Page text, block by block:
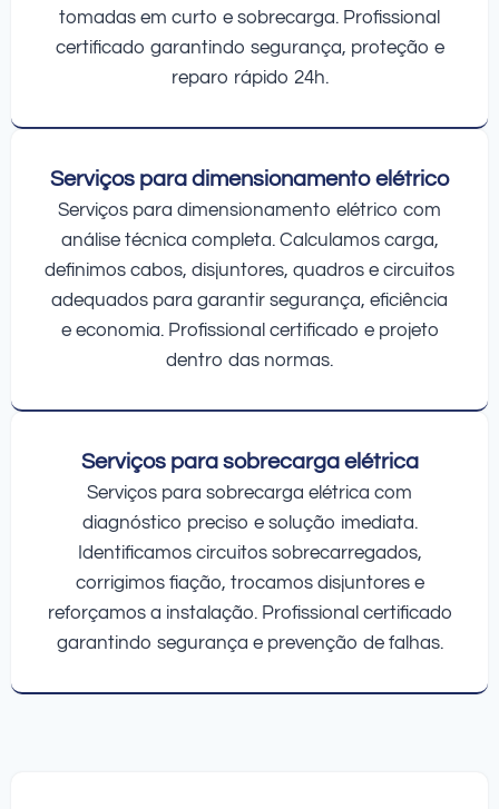
tomadas em curto e sobrecarga. Profissional
certificado garantindo segurança, proteção e
reparo rápido 24h.
Serviços para dimensionamento elétrico
Serviços para dimensionamento elétrico com
análise técnica completa. Calculamos carga,
definimos cabos, disjuntores, quadros e circuitos
adequados para garantir segurança, eficiência
e economia. Profissional certificado e projeto
dentro das normas.
Serviços para sobrecarga elétrica
Serviços para sobrecarga elétrica com
diagnóstico preciso e solução imediata.
Identificamos circuitos sobrecarregados,
corrigimos fiação, trocamos disjuntores e
reforçamos a instalação. Profissional certificado
garantindo segurança e prevenção de falhas.